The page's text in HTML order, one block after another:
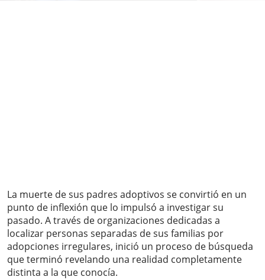
La muerte de sus padres adoptivos se convirtió en un
punto de inflexión que lo impulsó a investigar su
pasado. A través de organizaciones dedicadas a
localizar personas separadas de sus familias por
adopciones irregulares, inició un proceso de búsqueda
que terminó revelando una realidad completamente
distinta a la que conocía.